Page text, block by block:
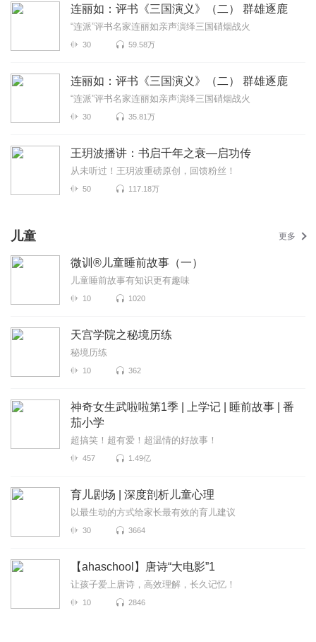
连丽如：评书《三国演义》（二） 群雄逐鹿
“连派”评书名家连丽如亲声演绎三国硝烟战火
30 59.58万
连丽如：评书《三国演义》（二） 群雄逐鹿
“连派”评书名家连丽如亲声演绎三国硝烟战火
30 35.81万
王玥波播讲：书启千年之衰—启功传
从未听过！王玥波重磅原创，回馈粉丝！
50 117.18万
儿童 更多
微训®儿童睡前故事（一）
儿童睡前故事有知识更有趣味
10 1020
天宫学院之秘境历练
秘境历练
10 362
神奇女生武啦啦第1季 | 上学记 | 睡前故事 | 番
茄小学
超搞笑！超有爱！超温情的好故事！
457 1.49亿
育儿剧场 | 深度剖析儿童心理
以最生动的方式给家长最有效的育儿建议
30 3664
【ahaschool】唐诗“大电影”1
让孩子爱上唐诗，高效理解，长久记忆！
10 2846